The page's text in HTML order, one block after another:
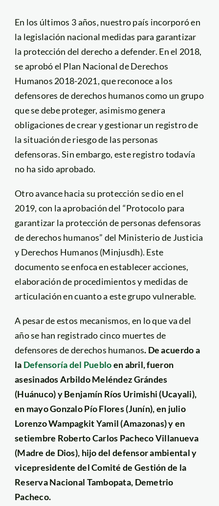
En los últimos 3 años, nuestro país incorporó en
la legislación nacional medidas para garantizar
la protección del derecho a defender. En el 2018,
se aprobó el Plan Nacional de Derechos
Humanos 2018-2021, que reconoce a los
defensores de derechos humanos como un grupo
que se debe proteger, asimismo genera
obligaciones de crear y gestionar un registro de
la situación de riesgo de las personas
defensoras. Sin embargo, este registro todavía
no ha sido aprobado.
Otro avance hacia su protección se dio en el
2019, con la aprobación del “Protocolo para
garantizar la protección de personas defensoras
de derechos humanos” del Ministerio de Justicia
y Derechos Humanos (Minjusdh). Este
documento se enfoca en establecer acciones,
elaboración de procedimientos y medidas de
articulación en cuanto a este grupo vulnerable.
A pesar de estos mecanismos, en lo que va del
año se han registrado cinco muertes de
defensores de derechos humanos. De acuerdo a
la Defensoría del Puebloen abril, fueron
asesinados Arbildo Meléndez Grándes
(Huánuco) y Benjamín Ríos Urimishi (Ucayali),
en mayo Gonzalo Pío Flores (Junín), en julio
Lorenzo Wampagkit Yamil (Amazonas) y en
setiembre Roberto Carlos Pacheco Villanueva
(Madre de Dios), hijo del defensor ambiental y
vicepresidente del Comité de Gestión de la
Reserva Nacional Tambopata, Demetrio
Pacheco.